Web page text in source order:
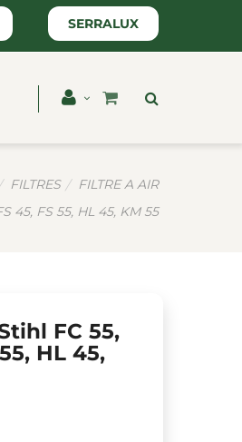
SERRALUX
FILTRES
FILTRE A AIR
45, FS 55, HL 45, KM 55
FC 55,
HL 45,